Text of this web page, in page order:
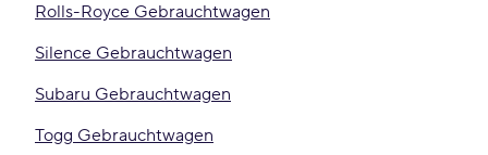
Rolls-Royce Gebrauchtwagen
Silence Gebrauchtwagen
Subaru Gebrauchtwagen
Togg Gebrauchtwagen